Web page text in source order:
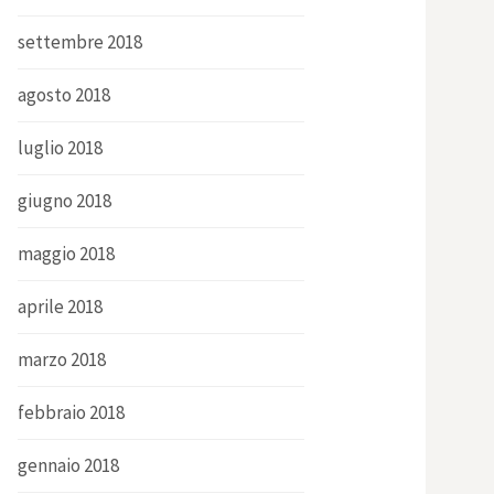
settembre 2018
agosto 2018
luglio 2018
giugno 2018
maggio 2018
aprile 2018
marzo 2018
febbraio 2018
gennaio 2018